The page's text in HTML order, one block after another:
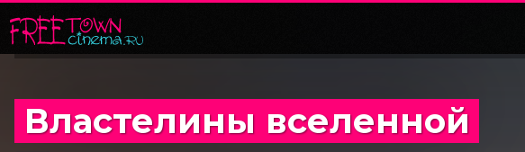
Властелины вселенной